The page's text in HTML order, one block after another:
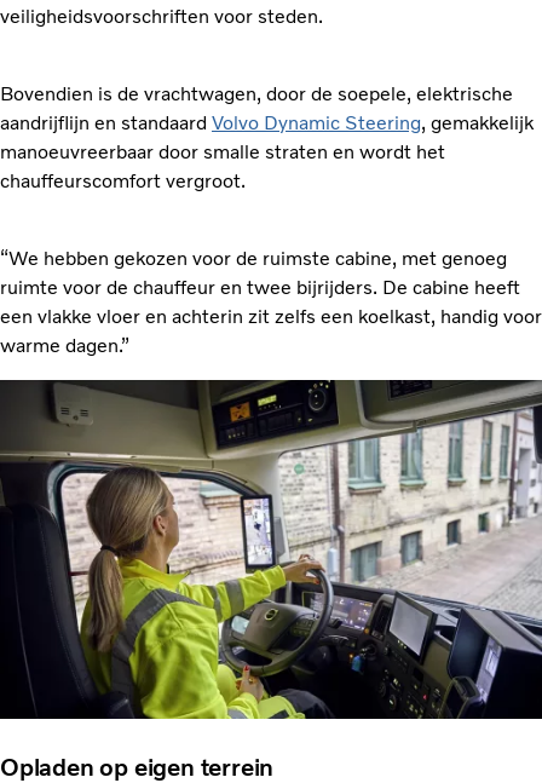
veiligheidsvoorschriften voor steden.
Bovendien is de vrachtwagen, door de soepele, elektrische
aandrijflijn en standaard Volvo Dynamic Steering, gemakkelijk
manoeuvreerbaar door smalle straten en wordt het
chauffeurscomfort vergroot.
“We hebben gekozen voor de ruimste cabine, met genoeg
ruimte voor de chauffeur en twee bijrijders. De cabine heeft
een vlakke vloer en achterin zit zelfs een koelkast, handig voor
warme dagen.”
Opladen op eigen terrein